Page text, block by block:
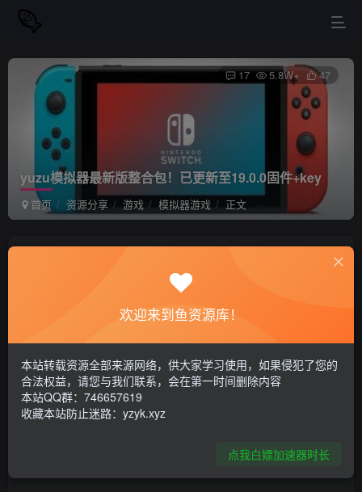
yuzu模拟器最新版整合包！已更新至19.0.0固件+key
首页 资源分享 游戏 模拟器游戏 正文
17 5.8W+ 47
私信
+key
资源下载
点我下载
欢迎来到鱼资源库！
本站转载资源全部来源网络，供大家学习使用，如果侵犯了您的
合法权益，请您与我们联系，会在第一时间删除内容
本站QQ群：746657619
收藏本站防止迷路：yzyk.xyz
点我白嫖加速器时长